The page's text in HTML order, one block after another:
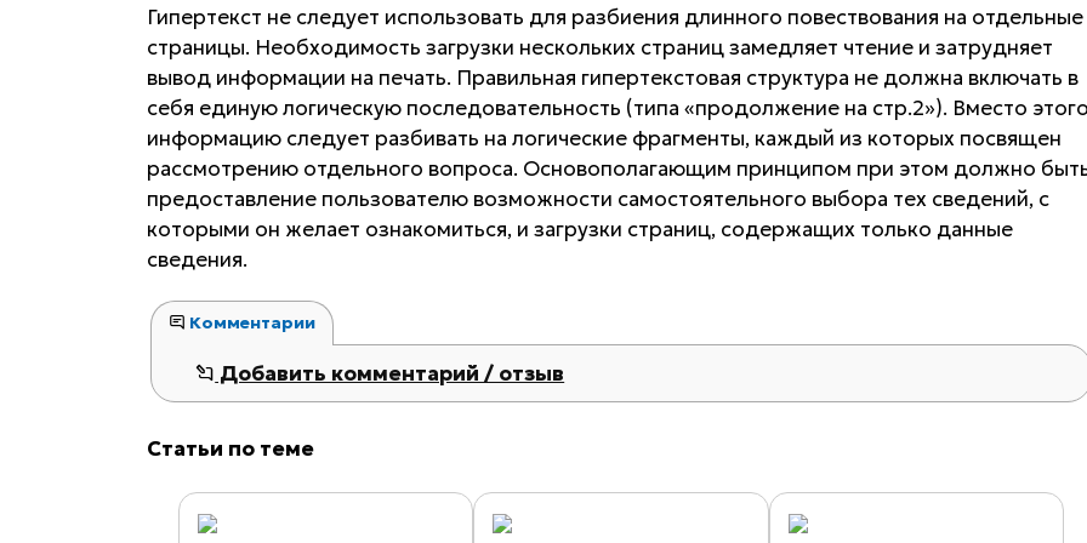
Гипертекст не следует использовать для разбиения длинного повествования на отдельные
страницы. Необходимость загрузки нескольких страниц замедляет чтение и затрудняет
вывод информации на печать. Правильная гипертекстовая структура не должна включать в
себя единую логическую последовательность (типа «продолжение на стр.2»). Вместо
информацию следует разбивать на логические фрагменты, каждый из которых посвящен
рассмотрению отдельного вопроса. Основополагающим принципом при этом должно
предоставление пользователю возможности самостоятельного выбора тех сведений, с
которыми он желает ознакомиться, и загрузки страниц, содержащих только данные
сведения.
Комментарии
Добавить комментарий / отзыв
Статьи по теме